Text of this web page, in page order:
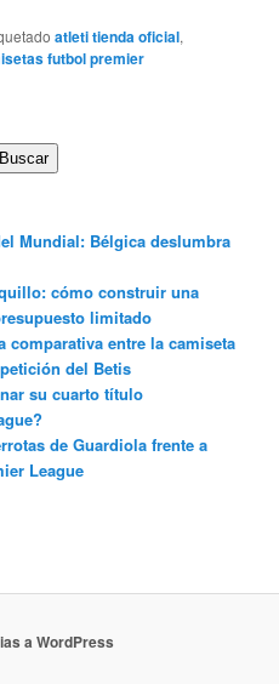
atleti tienda oficial,
futbol premier
Buscar
Mundial: Bélgica deslumbra
cómo construir una
limitado
comparativa entre la camiseta
del Betis
su cuarto título
de Guardiola frente a
League
a WordPress